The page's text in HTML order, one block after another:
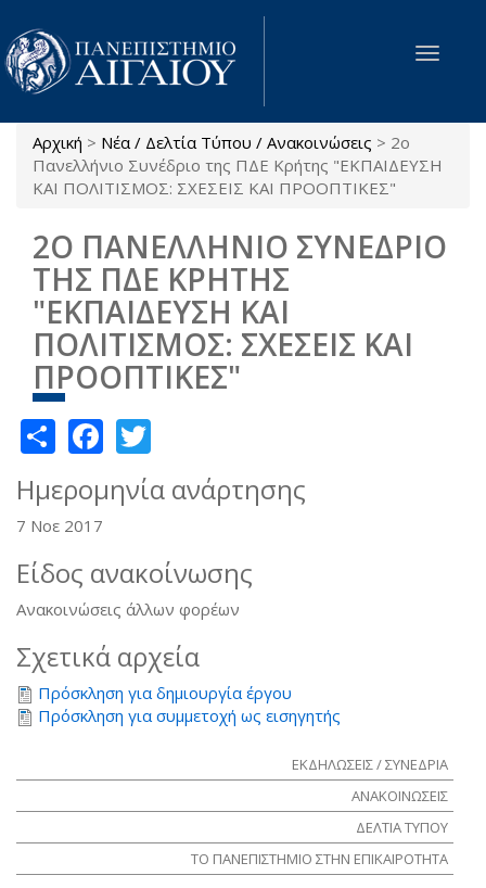
Παράκαμψη προς το κυρίως περιεχόμενο
Toggle
Είστε εδώ
Αρχική > Νέα / Δελτία Τύπου / Ανακοινώσεις > 2ο
Πανελλήνιο Συνέδριο της ΠΔΕ Κρήτης "ΕΚΠΑΙΔΕΥΣΗ
ΚΑΙ ΠΟΛΙΤΙΣΜΟΣ: ΣΧΕΣΕΙΣ ΚΑΙ ΠΡΟΟΠΤΙΚΕΣ"
2Ο ΠΑΝΕΛΛΗΝΙΟ ΣΥΝΕΔΡΙΟ
ΤΗΣ ΠΔΕ ΚΡΗΤΗΣ
"ΕΚΠΑΙΔΕΥΣΗ ΚΑΙ
ΠΟΛΙΤΙΣΜΟΣ: ΣΧΕΣΕΙΣ ΚΑΙ
ΠΡΟΟΠΤΙΚΕΣ"
ShareFacebook
Ημερομηνία ανάρτησης
7 Νοε 2017
Είδος ανακοίνωσης
Ανακοινώσεις άλλων φορέων
Σχετικά αρχεία
Πρόσκληση για δημιουργία έργου
Πρόσκληση για συμμετοχή ως εισηγητής
ΕΚΔΗΛΩΣΕΙΣ / ΣΥΝΕΔΡΙΑ
ΑΝΑΚΟΙΝΩΣΕΙΣ
ΔΕΛΤΙΑ ΤΥΠΟΥ
ΤΟ ΠΑΝΕΠΙΣΤΗΜΙΟ ΣΤΗΝ ΕΠΙΚΑΙΡΟΤΗΤΑ